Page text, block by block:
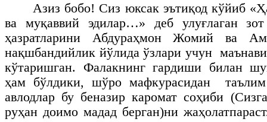
Азиз бобо! Сиз юксак эътиқод кўйиб
ва муқаввий эдилар…» деб улуғлаган
ҳазратларини Абдураҳмон Жомий ва
нақшбандийлик йўлида ўзлари учун
кўтаришган. Фалакнинг гардиши билан
ҳам бўлдики, шўро мафкурасидан
авлодлар бу беназир каромат соҳиби
руҳан доимо мадад берган)ни